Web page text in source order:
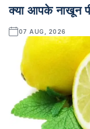
क्या आपके नाखून
07 AUG, 2026